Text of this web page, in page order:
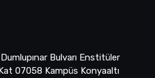
Bulvarı Enstitüler
07058 Kampüs Konyaaltı